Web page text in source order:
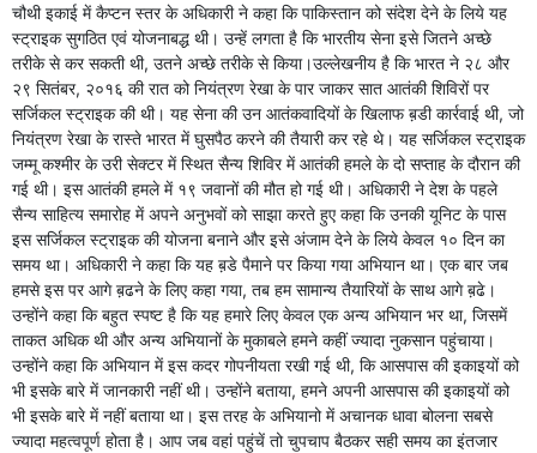
चौथी इकाई में कैप्टन स्तर के अधिकारी ने कहा कि पाकिस्तान को संदेश देने के लिये यह
स्ट्राइक सुगठित एवं योजनाबद्ध थी। उन्हें लगता है कि भारतीय सेना इसे जितने अच्छे
तरीके से कर सकती थी, उतने अच्छे तरीके से किया।उल्लेखनीय है कि भारत ने २८ और
२९ सितंबर, २०१६ की रात को नियंत्रण रेखा के पार जाकर सात आतंकी शिविरों पर
सर्जिकल स्ट्राइक की थी। यह सेना की उन आतंकवादियों के खिलाफ ब़डी कार्रवाई थी, जो
नियंत्रण रेखा के रास्ते भारत में घुसपैठ करने की तैयारी कर रहे थे। यह सर्जिकल स्ट्राइक
जम्मू कश्मीर के उरी सेक्टर में स्थित सैन्य शिविर में आतंकी हमले के दो सप्ताह के दौरान की
गई थी। इस आतंकी हमले में १९ जवानों की मौत हो गई थी। अधिकारी ने देश के पहले
सैन्य साहित्य समारोह में अपने अनुभवों को साझा करते हुए कहा कि उनकी यूनिट के पास
इस सर्जिकल स्ट्राइक की योजना बनाने और इसे अंजाम देने के लिये केवल १० दिन का
समय था। अधिकारी ने कहा कि यह ब़डे पैमाने पर किया गया अभियान था। एक बार जब
हमसे इस पर आगे ब़ढने के लिए कहा गया, तब हम सामान्य तैयारियों के साथ आगे ब़ढे।
उन्होंने कहा कि बहुत स्पष्ट है कि यह हमारे लिए केवल एक अन्य अभियान भर था, जिसमें
ताकत अधिक थी और अन्य अभियानों के मुकाबले हमने कहीं ज्यादा नुकसान पहुंचाया।
उन्होंने कहा कि अभियान में इस कदर गोपनीयता रखी गई थी, कि आसपास की इकाइयों को
भी इसके बारे में जानकारी नहीं थी। उन्होंने बताया, हमने अपनी आसपास की इकाइयों को
भी इसके बारे में नहीं बताया था। इस तरह के अभियानो में अचानक धावा बोलना सबसे
ज्यादा महत्वपूर्ण होता है। आप जब वहां पहुंचें तो चुपचाप बैठकर सही समय का इंतजार